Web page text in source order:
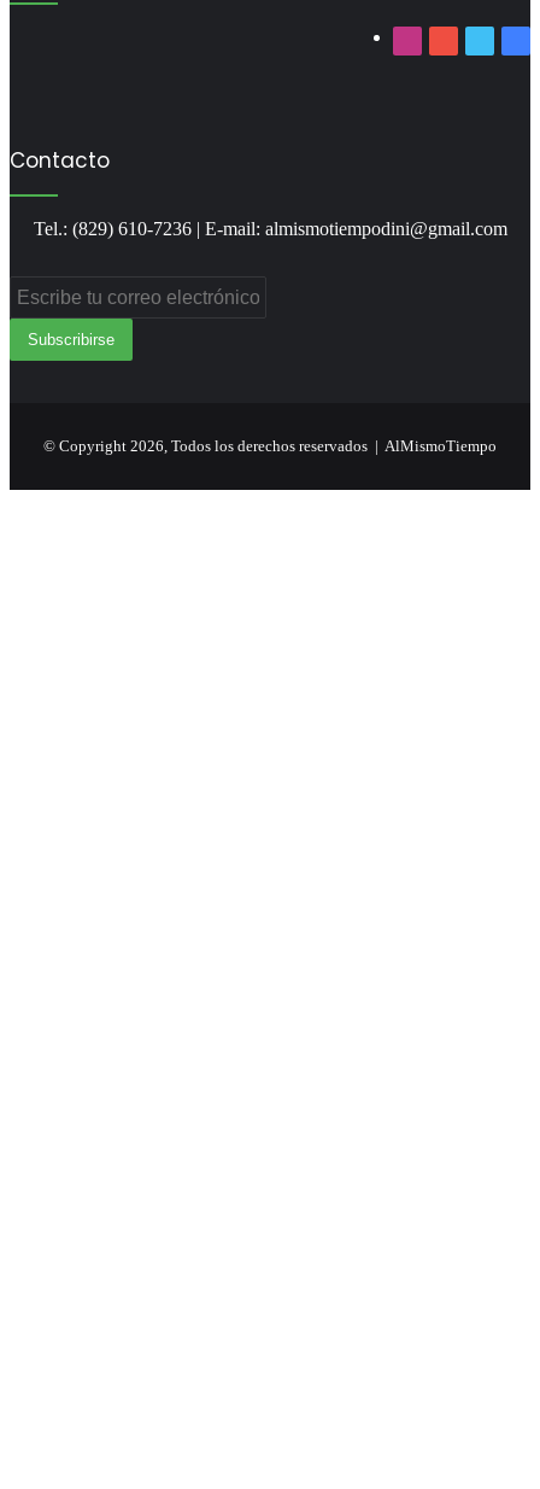
Contacto
Tel.: (829) 610-7236 | E-mail: almismotiempodini@gmail.com
Escribe
tu
correo
electrónico
© Copyright 2026, Todos los derechos reservados | AlMismoTiempo